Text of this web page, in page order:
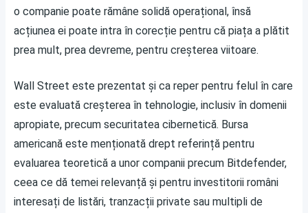
o companie poate rămâne solidă operațional, însă
acțiunea ei poate intra în corecție pentru că piața a plătit
prea mult, prea devreme, pentru creșterea viitoare.
Wall Street este prezentat și ca reper pentru felul în care
este evaluată creșterea în tehnologie, inclusiv în domenii
apropiate, precum securitatea cibernetică. Bursa
americană este menționată drept referință pentru
evaluarea teoretică a unor companii precum Bitdefender,
ceea ce dă temei relevanță și pentru investitorii români
interesați de listări, tranzacții private sau multipli de